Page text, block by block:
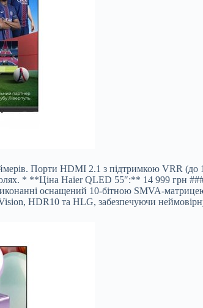
Порти HDMI 2.1 з підтримкою VRR
* **Ціна Haier QLED 55″:** 14 999 грн
оснащений 10-бітною SMVA-
HDR10 та HLG, забезпечуючи